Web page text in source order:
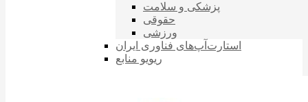
پزشکی و سلامت
حقوقی
ورزشی
استارت‌آپ‌های فناوری ایران
ریویو منابع